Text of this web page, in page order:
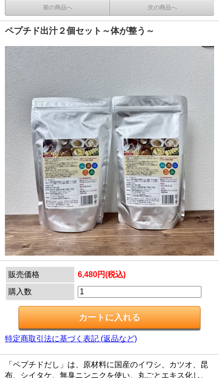
前の商品へ 次の商品へ
ペプチド出汁２個セット～体が整う～
販売価格 6,480円(税込)
購入数
特定商取引法に基づく表記 (返品など)
「ペプチドだし」は、原材料に国産のイワシ、カツオ、昆
布、シイタケ、無臭ニンニクを使い、丸ごとエキス化し、